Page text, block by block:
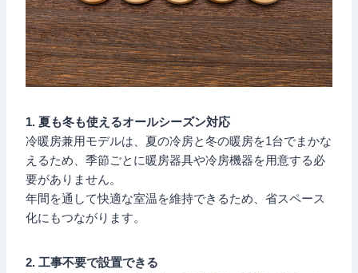
1. 夏も冬も使えるオールシーズン対応
冷暖房兼用モデルは、夏の冷房と冬の暖房を1台でまかな
えるため、季節ごとに暖房器具や冷房機器を用意する必
要がありません。
年間を通して快適な室温を維持できるため、省スペース
化にもつながります。
2. 工事不要で設置できる